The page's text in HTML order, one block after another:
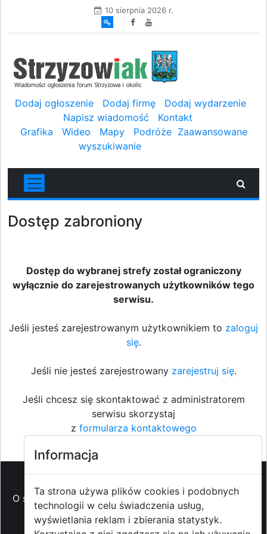
10 sierpnia 2026 r.
Dodaj ogłoszenie Dodaj firmę
Dodaj wydarzenie
Napisz wiadomość
Kontakt
Grafika
Wideo Mapy Podróże Zaawansowane
wyszukiwanie
Dostęp zabroniony
Dostęp do wybranej strefy został ograniczony
wyłącznie do zarejestrowanych użytkowników tego
serwisu.
Jeśli jesteś zarejestrowanym użytkownikiem to zaloguj
się.
Jeśli nie jesteś zarejestrowany zarejestruj się.
Jeśli chcesz się skontaktować z administratorem
serwisu skorzystaj
z formularza kontaktowego
O strzyzowiak.pl-Reklama-Pomoc (FAQ)-Patronat
medialny - Prawa autorskie- Redakcja i
kontakt -Współpraca z mediami
Informacja
Ta strona używa plików cookies i podobnych
technologii w celu świadczenia usług,
wyświetlania reklam i zbierania statystyk.